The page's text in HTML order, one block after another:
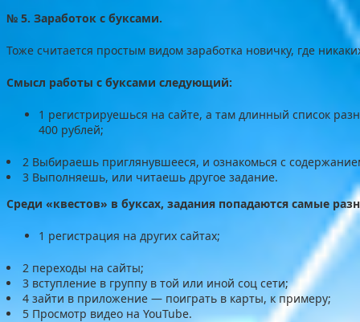
№ 5. Заработок с буксами.
Тоже считается простым видом заработка новичку, где
Смысл работы с буксами следующий:
1 регистрируешься на сайте, а там длинный список
400 рублей;
2 Выбираешь приглянувшееся, и ознакомься с
3 Выполняешь, или читаешь другое задание.
Среди «квестов» в буксах, задания попадаются самые
1 регистрация на других сайтах;
2 переходы на сайты;
3 вступление в группу в той или иной соц сети;
4 зайти в приложение — поиграть в карты, к примеру;
5 Просмотр видео на YouTube.